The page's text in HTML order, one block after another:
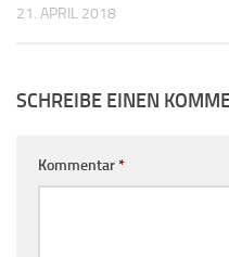
21. APRIL 2018
SCHREIBE EINEN
Kommentar*